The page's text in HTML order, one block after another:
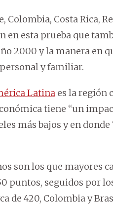
Colombia, Costa Rica,
en esta prueba que
2000 y la manera en
y familiar.
Latina es la región
tiene “un
más bajos y en
son los que mayores
puntos, seguidos por
de 420, Colombia y